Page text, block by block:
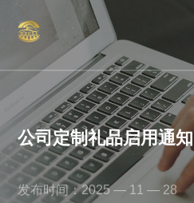
公司定制礼品启用通知
发布时间：2025 — 11 — 28